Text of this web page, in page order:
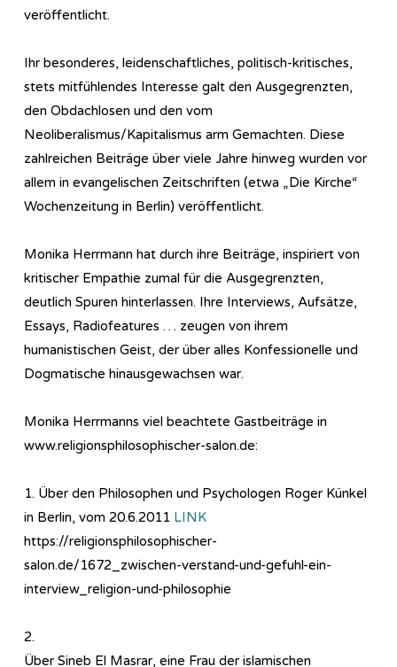
veröffentlicht.
Ihr besonderes, leidenschaftliches, politisch-kritisches,
stets mitfühlendes Interesse galt den Ausgegrenzten,
den Obdachlosen und den vom
Neoliberalismus/Kapitalismus arm Gemachten. Diese
zahlreichen Beiträge über viele Jahre hinweg wurden vor
allem in evangelischen Zeitschriften (etwa „Die Kirche“
Wochenzeitung in Berlin) veröffentlicht.
Monika Herrmann hat durch ihre Beiträge, inspiriert von
kritischer Empathie zumal für die Ausgegrenzten,
deutlich Spuren hinterlassen. Ihre Interviews, Aufsätze,
Essays, Radiofeatures … zeugen von ihrem
humanistischen Geist, der über alles Konfessionelle und
Dogmatische hinausgewachsen war.
Monika Herrmanns viel beachtete Gastbeiträge in
www.religionsphilosophischer-salon.de:
1. Über den Philosophen und Psychologen Roger Künkel
in Berlin, vom 20.6.2011 LINK
https://religionsphilosophischer-
salon.de/1672_zwischen-verstand-und-gefuhl-ein-
interview_religion-und-philosophie
2.
Über Sineb El Masrar, eine Frau der islamischen